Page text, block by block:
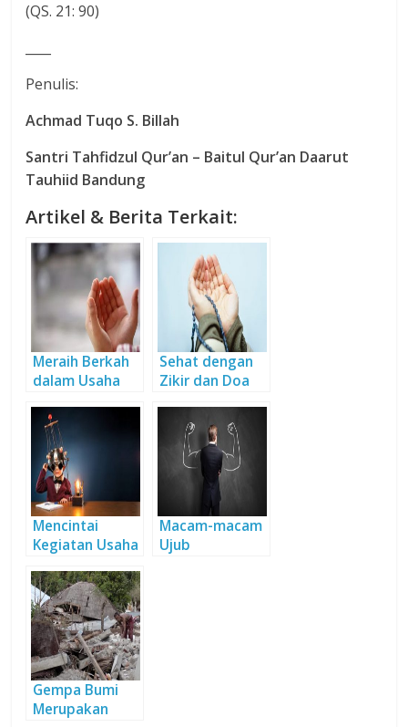
(QS. 21: 90)
Penulis:
Achmad Tuqo S. Billah
Santri Tahfidzul Qur’an – Baitul Qur’an Daarut
Tauhiid Bandung
Artikel & Berita Terkait:
Meraih Berkah
dalam Usaha
Sehat dengan
Zikir dan Doa
Mencintai
Kegiatan Usaha
Macam-macam
Ujub
Gempa Bumi
Merupakan